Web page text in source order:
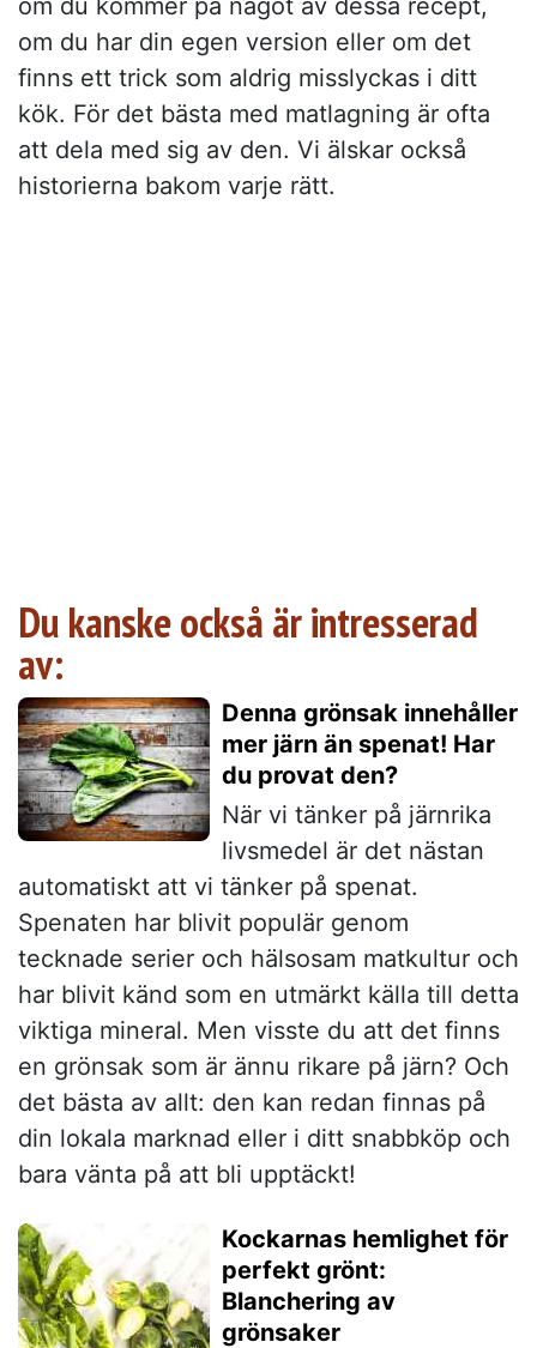
om du har din egen version eller om det
finns ett trick som aldrig misslyckas i ditt
kök. För det bästa med matlagning är ofta
att dela med sig av den. Vi älskar också
historierna bakom varje rätt.
Du kanske också är intresserad
av:
Denna grönsak innehåller
mer järn än spenat! Har
du provat den?
När vi tänker på järnrika
livsmedel är det nästan
automatiskt att vi tänker på spenat.
Spenaten har blivit populär genom
tecknade serier och hälsosam matkultur och
har blivit känd som en utmärkt källa till detta
viktiga mineral. Men visste du att det finns
en grönsak som är ännu rikare på järn? Och
det bästa av allt: den kan redan finnas på
din lokala marknad eller i ditt snabbköp och
bara vänta på att bli upptäckt!
Kockarnas hemlighet för
perfekt grönt:
Blanchering av
grönsaker